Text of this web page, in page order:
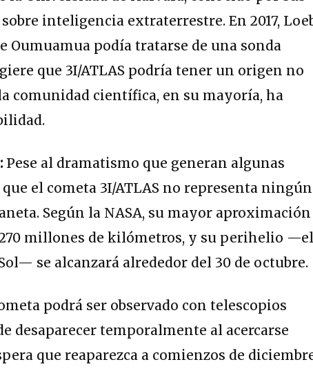
inteligencia extraterrestre. En 2017,
Oumuamua podía tratarse de una sonda
que 3I/ATLAS podría tener un origen no
comunidad científica, en su mayoría, ha
Pese al dramatismo que generan algunas
el cometa 3I/ATLAS no representa ningún
Según la NASA, su mayor aproximación
millones de kilómetros, y su perihelio
se alcanzará alrededor del 30 de octubre.
podrá ser observado con telescopios
desaparecer temporalmente al acercarse
que reaparezca a comienzos de